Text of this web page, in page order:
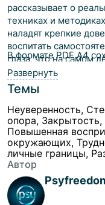
рассказывает о
техниках и
наладят крепкие
воспитать
глаза, что на самом
период, от которого
родителям, и
В формате PDF A4
Развернуть
Темы
Неуверенность,
опора,
Повышенная
окружающих,
личные границы,
люблю себя,
должности или
при выборе или
осознавать свои
Автор